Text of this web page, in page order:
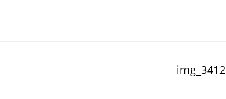
img_3412